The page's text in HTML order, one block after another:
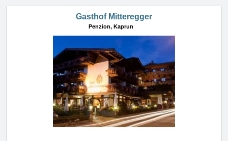
Gasthof Mitteregger
Penzion, Kaprun